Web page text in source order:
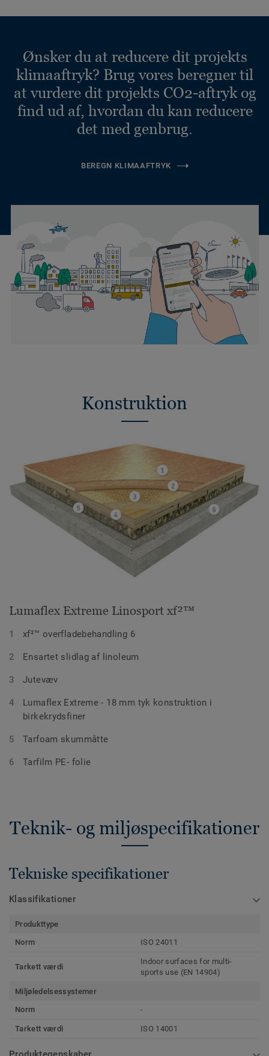
Ønsker du at reducere dit projekts
klimaaftryk? Brug vores beregner til
at vurdere dit projekts CO2-aftryk og
find ud af, hvordan du kan reducere
det med genbrug.
BEREGN KLIMAAFTRYK
Konstruktion
Lumaflex Extreme Linosport xf²™
xf²™ overfladebehandling 6
Ensartet slidlag af linoleum
Jutevæv
Lumaflex Extreme - 18 mm tyk konstruktion i
birkekrydsfiner
Tarfoam skummåtte
Tarfilm PE- folie
Teknik- og miljøspecifikationer
Tekniske specifikationer
Klassifikationer
Produkttype
Norm
ISO 24011
Tarkett værdi
Indoor surfaces for multi-
sports use (EN 14904)
Miljøledelsessystemer
Norm
-
Tarkett værdi ISO 14001